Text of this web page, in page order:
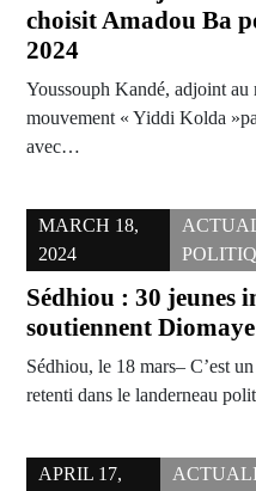
choisit Amadou Ba
2024
Youssouph Kandé, adjoint au
mouvement « Yiddi Kolda
avec…
MARCH 18,
2024
Sédhiou : 30 jeunes
soutiennent
Sédhiou, le 18 mars– C’est
retenti dans le landerneau
APRIL 17,